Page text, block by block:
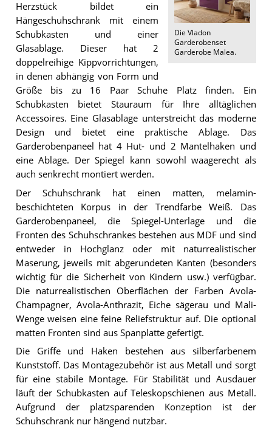
Die Vladon
Garderobenset
Garderobe Malea.
Herzstück bildet ein
Hängeschuhschrank mit einem
Schubkasten und einer
Glasablage. Dieser hat 2
doppelreihige Kippvorrichtungen,
in denen abhängig von Form und
Größe bis zu 16 Paar Schuhe Platz finden. Ein
Schubkasten bietet Stauraum für Ihre alltäglichen
Accessoires. Eine Glasablage unterstreicht das moderne
Design und bietet eine praktische Ablage. Das
Garderobenpaneel hat 4 Hut- und 2 Mantelhaken und
eine Ablage. Der Spiegel kann sowohl waagerecht als
auch senkrecht montiert werden.
Der Schuhschrank hat einen matten, melamin-
beschichteten Korpus in der Trendfarbe Weiß. Das
Garderobenpaneel, die Spiegel-Unterlage und die
Fronten des Schuhschrankes bestehen aus MDF und sind
entweder in Hochglanz oder mit naturrealistischer
Maserung, jeweils mit abgerundeten Kanten (besonders
wichtig für die Sicherheit von Kindern usw.) verfügbar.
Die naturrealistischen Oberflächen der Farben Avola-
Champagner, Avola-Anthrazit, Eiche sägerau und Mali-
Wenge weisen eine feine Reliefstruktur auf. Die optional
matten Fronten sind aus Spanplatte gefertigt.
Die Griffe und Haken bestehen aus silberfarbenem
Kunststoff. Das Montagezubehör ist aus Metall und sorgt
für eine stabile Montage. Für Stabilität und Ausdauer
läuft der Schubkasten auf Teleskopschienen aus Metall.
Aufgrund der platzsparenden Konzeption ist der
Schuhschrank nur hängend nutzbar.